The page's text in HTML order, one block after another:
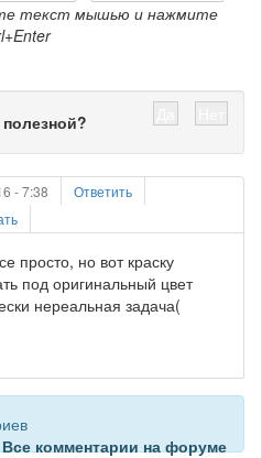
текст мышью и нажмите
- 7:38
Ответить
просто, но вот краску
под оригинальный цвет
нереальная задача(
Все комментарии на форуме